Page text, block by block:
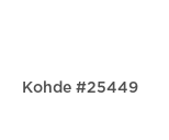
Kohde #25449